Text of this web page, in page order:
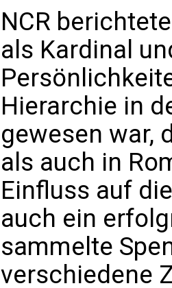
NCR
als Kardinal
Hierarchie in
gewesen war,
als auch in
Einfluss auf
auch ein
sammelte
verschiedene